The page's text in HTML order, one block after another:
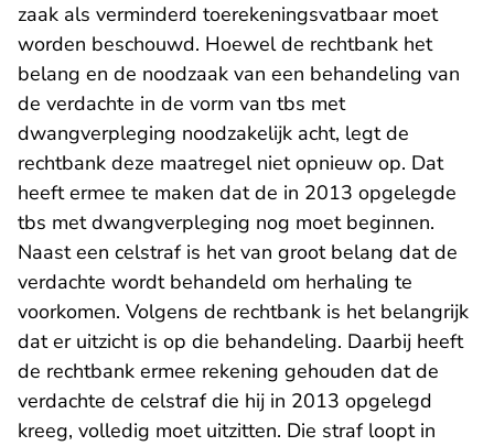
zaak als verminderd toerekeningsvatbaar moet
worden beschouwd. Hoewel de rechtbank het
belang en de noodzaak van een behandeling van
de verdachte in de vorm van tbs met
dwangverpleging noodzakelijk acht, legt de
rechtbank deze maatregel niet opnieuw op. Dat
heeft ermee te maken dat de in 2013 opgelegde
tbs met dwangverpleging nog moet beginnen.
Naast een celstraf is het van groot belang dat de
verdachte wordt behandeld om herhaling te
voorkomen. Volgens de rechtbank is het belangrijk
dat er uitzicht is op die behandeling. Daarbij heeft
de rechtbank ermee rekening gehouden dat de
verdachte de celstraf die hij in 2013 opgelegd
kreeg, volledig moet uitzitten. Die straf loopt in